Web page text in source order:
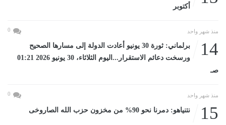
أكتوبر
منذ شهر واحد 0
14
برلماني: ثورة 30 يونيو أعادت الدولة إلى مسارها الصحيح
ورسخت دعائم الاستقرار...اليوم الثلاثاء، 30 يونيو 2026 01:21
صـ
منذ شهر واحد 0
15 نتنياهو: دمرنا نحو 90% من مخزون حزب الله الصاروخى